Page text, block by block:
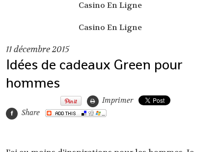
Casino En Ligne
Casino En Ligne
11décembre 2015
Idées de cadeaux Green pour
hommes
Imprimer
Share